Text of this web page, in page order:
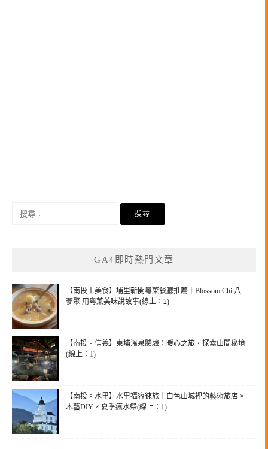
GA4即時熱門文章
【南投〡美食】埔里新開粵菜餐廳推薦｜Blossom Chi 八
蔘聚 用粵菜美味說故事(線上：2)
【南投。信義】東埔溫泉體驗：暖心之旅，探索山間秘境
(線上：1)
【南投。水里】水里福容徠旅｜白色山城裡的藝術旅店 ×
木藝DIY × 夏季瘋水祭(線上：1)